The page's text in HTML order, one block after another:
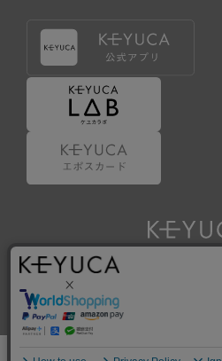
Copyright © KAWAJUN Co.,